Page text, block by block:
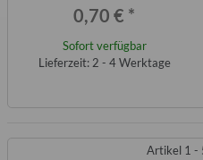
0,70 € *
Sofort verfügbar
Lieferzeit: 2 - 4 Werktage
Artikel 1 -